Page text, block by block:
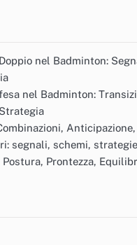
nel Badminton:
nel Badminton:
segnali, schemi, strategie
Postura, Prontezza,